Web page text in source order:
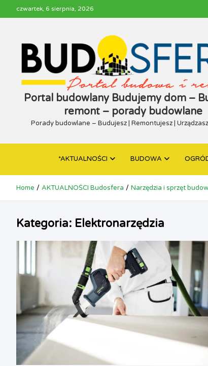
czwartek, 6 sierpnia, 2026
Portal budowlany Budujemy dom –
remont – porady budowlane
Porady budowlane – Budujesz | Remontujesz |
*AKTUALNOŚCI BUDOWA
Home AKTUALNOŚCI Budosfera Narzędzia i sprzęt
Kategoria: Elektronarzędzia